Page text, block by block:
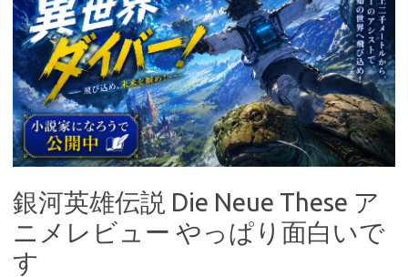
銀河英雄伝説 Die Neue These ア
ニメレビュー やっぱり面白いで
す